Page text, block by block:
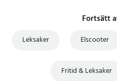
Fortsätt
Leksaker Elscooter
Fritid & Leksaker